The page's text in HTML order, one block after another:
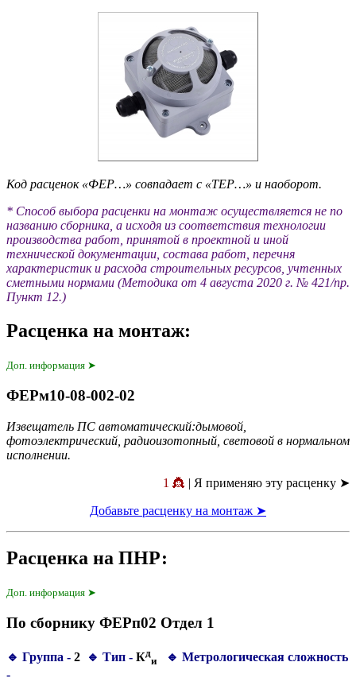
Код расценок «ФЕР…» совпадает с «ТЕР…» и наоборот.
* Способ выбора расценки на монтаж осуществляется не по
названию сборника, а исходя из соответствия технологии
производства работ, принятой в проектной и иной
технической документации, состава работ, перечня
характеристик и расхода строительных ресурсов, учтенных
сметными нормами (Методика от 4 августа 2020 г. № 421/пр.
Пункт 12.)
Расценка на монтаж:
Доп. информация ➤
ФЕРм10-08-002-02
Извещатель ПС автоматический:дымовой,
фотоэлектрический, радиоизотопный, световой в нормальном
исполнении.
1 👸 | Я применяю эту расценку ➤
Добавьте расценку на монтаж ➤
Расценка на ПНР:
Доп. информация ➤
По сборнику ФЕРп02 Отдел 1
🔹 Группа - 2 🔹 Тип - Кд
и
🔹 Метрологическая сложность
-